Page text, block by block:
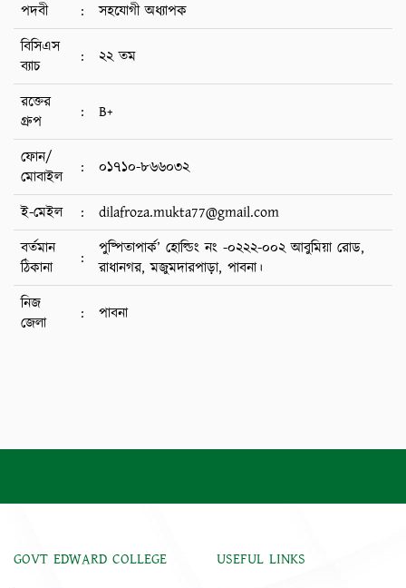
পদবী
:
সহযোগী অধ্যাপক
বিসিএস
ব্যাচ
: ২২ তম
রক্তের
গ্রুপ
: B+
ফোন/
মোবাইল
: ০১৭১০-৮৬৬০৩২
ই-মেইল :
dilafroza.mukta77@gmail.com
বর্তমান
ঠিকানা
:
পুষ্পিতাপার্ক’ হোল্ডিং নং -০২২২-০০২ আবুমিয়া রোড,
রাধানগর, মজুমদারপাড়া, পাবনা।
নিজ
জেলা
: পাবনা
GOVT EDWARD COLLEGE USEFUL LINKS